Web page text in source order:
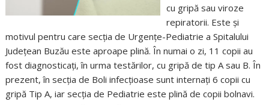
cu gripă sau viroze
repiratorii. Este și
motivul pentru care secția de Urgențe-Pediatrie a Spitalului
Județean Buzău este aproape plină. În numai o zi, 11 copii au
fost diagnosticați, în urma testărilor, cu gripă de tip A sau B. În
prezent, în secția de Boli infecțioase sunt internați 6 copii cu
gripă Tip A, iar secția de Pediatrie este plină de copii bolnavi.